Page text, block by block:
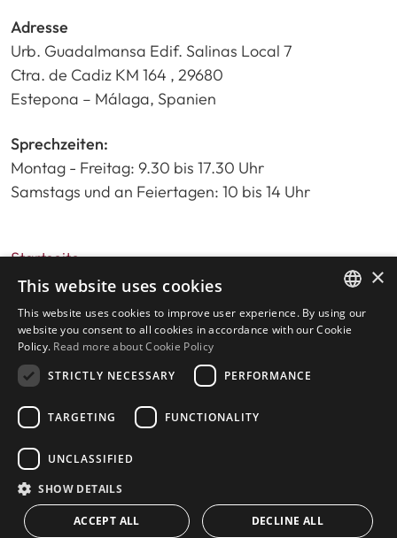
Adresse
Urb. Guadalmansa Edif. Salinas Local 7
Ctra. de Cadiz KM 164 , 29680
Estepona – Málaga, Spanien
Sprechzeiten:
Montag - Freitag: 9.30 bis 17.30 Uhr
Samstags und an Feiertagen: 10 bis 14 Uhr
Startseite
Immobiliensuche
Bitte bewerten Sie uns
Datenschutzrichtlinie
Cookies-Richtlinie
© 2026
Gebaut von
CONTACT US
ENGLISH
×
This website uses cookies
This website uses cookies to improve user experience. By using our
website you consent to all cookies in accordance with our Cookie
Policy. Read more about Cookie Policy
STRICTLY NECESSARY
PERFORMANCE
TARGETING FUNCTIONALITY
UNCLASSIFIED
SHOW DETAILS
ACCEPT ALL DECLINE ALL